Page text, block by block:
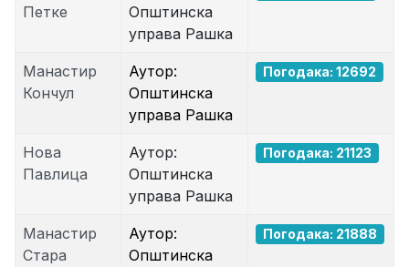
Петке
Општинска
управа Рашка
Манастир
Кончул
Аутор:
Општинска
управа Рашка
Погодака: 12692
Нова
Павлица
Аутор:
Општинска
управа Рашка
Погодака: 21123
Манастир
Стара
Аутор:
Општинска
Погодака: 21888